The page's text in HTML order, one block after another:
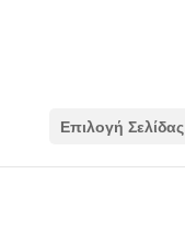
Επιλογή Σελίδας